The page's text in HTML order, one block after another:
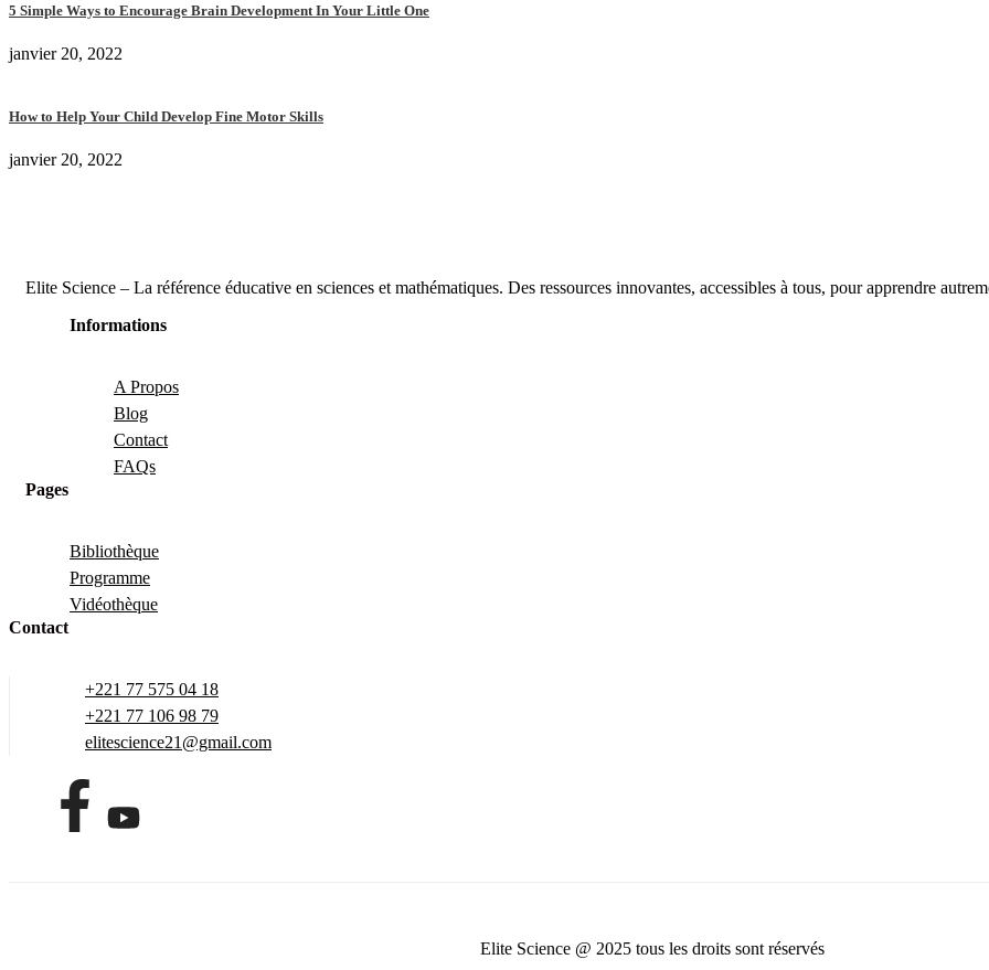
5 Simple Ways to Encourage Brain Development In Your Little One
janvier 20, 2022
How to Help Your Child Develop Fine Motor Skills
janvier 20, 2022
Elite Science – La référence éducative en sciences et mathématiques. Des ressources innovantes, accessibles à tous, pour apprendre
Informations
A Propos
Blog
Contact
FAQs
Pages
Bibliothèque
Programme
Vidéothèque
Contact
+221 77 575 04 18
+221 77 106 98 79
elitescience21@gmail.com
Elite Science @ 2025 tous les droits sont réservés